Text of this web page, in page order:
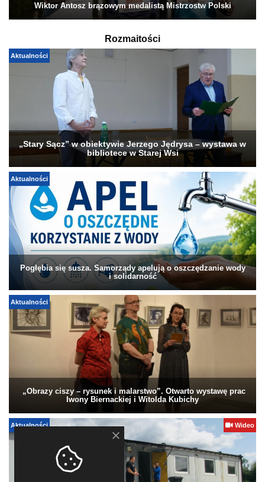
Wiktor Antosz brązowym medalistą Mistrzostw Polski
Rozmaitości
Aktualności
„Stary Sącz” w obiektywie Jerzego Jędrysa – wystawa w
bibliotece w Starej Wsi
Aktualności
Pogłębia się susza. Samorządy apelują o oszczędzanie wody
i solidarność
Aktualności
„Obrazy ciszy – rysunek i malarstwo”. Otwarto wystawę prac
Iwony Biernackiej i Witolda Kubichy
Aktualności Wideo